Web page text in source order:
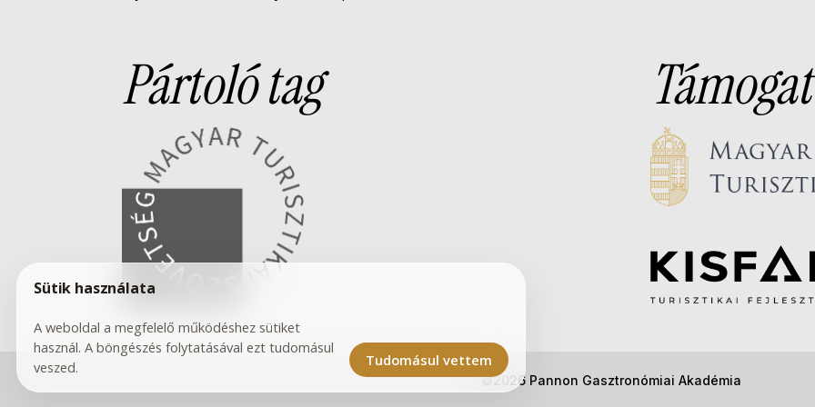
Pártoló tag
©2026 Pannon Gasztronómiai Akadémia
Sütik használata
A weboldal a megfelelő működéshez sütiket
használ. A böngészés folytatásával ezt tudomásul
veszed.
Tudomásul vettem